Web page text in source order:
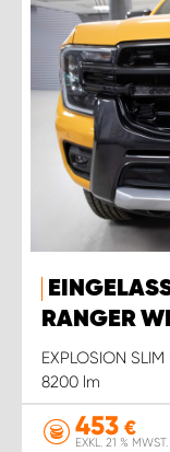
RANGER
EXPLOSION
8200 lm
453 €
EXKL. 21 % MWST.